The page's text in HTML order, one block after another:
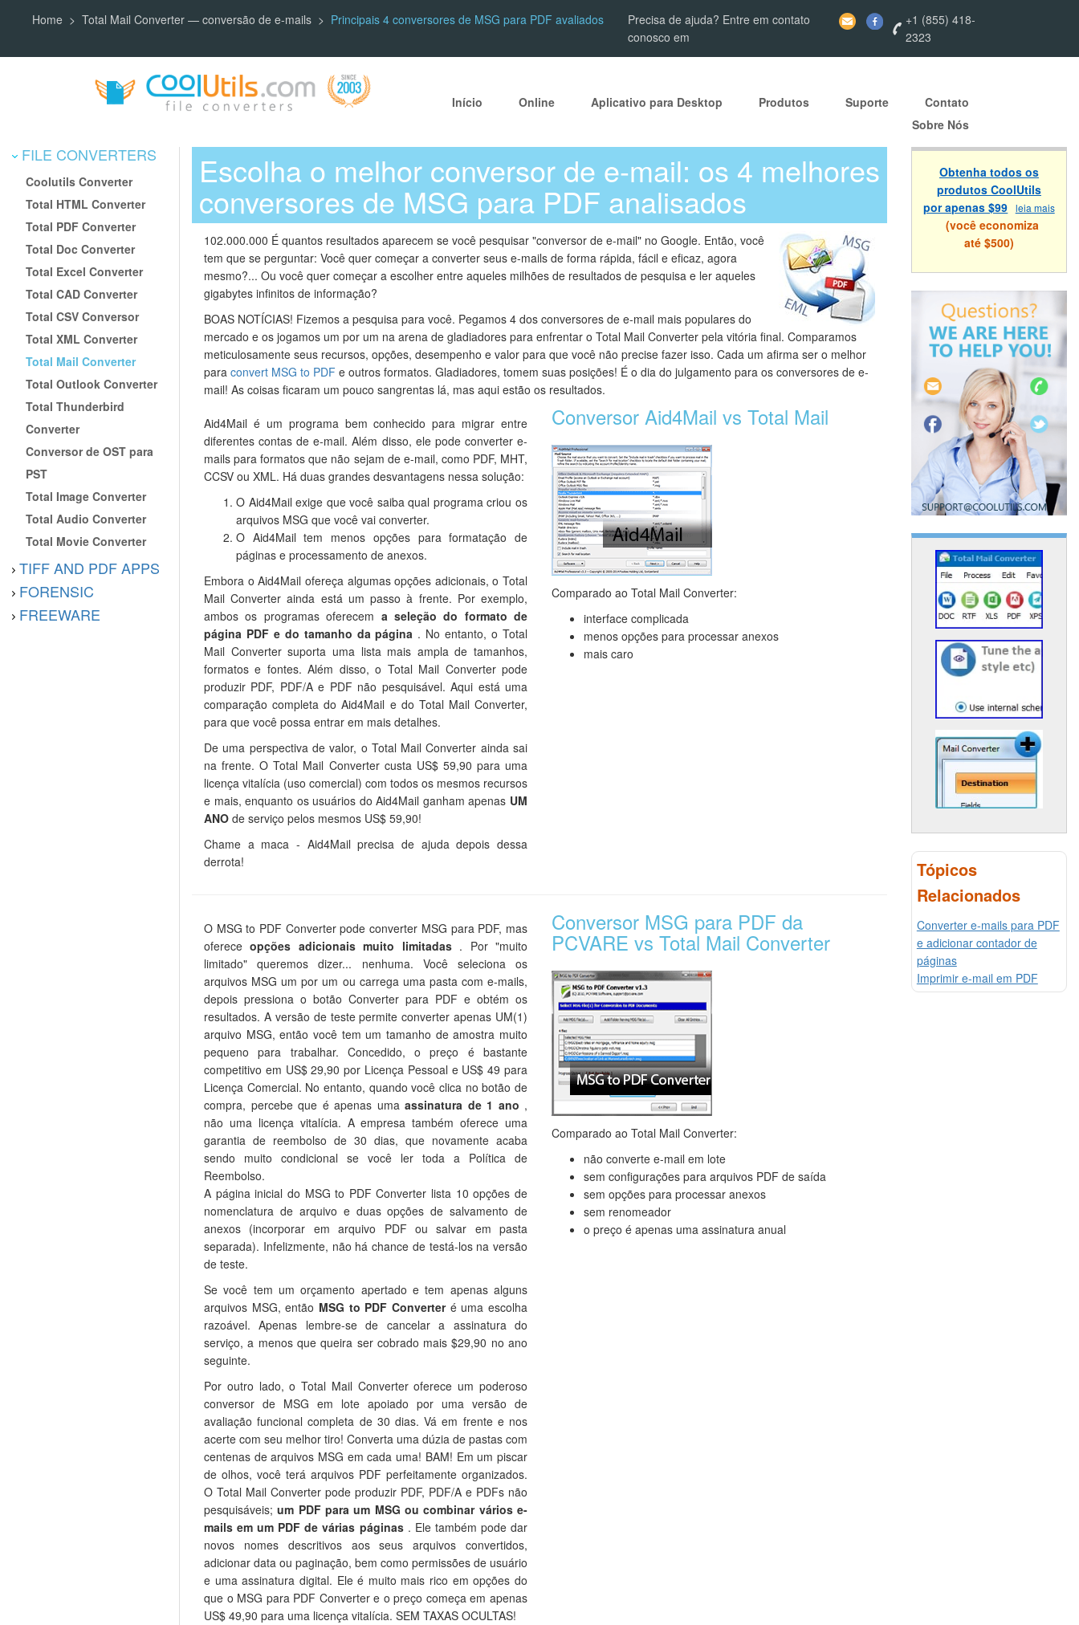
Home Total Mail Converter — conversão de e-mails Principais 4 conversores de MSG para PDF avaliados
Precisa de ajuda? Entre em contato
conosco em
+1 (855) 418-
2323
Início Online Aplicativo para Desktop Produtos Suporte
Contato
Sobre Nós
FILE CONVERTERS
Coolutils Converter
Total HTML Converter
Total PDF Converter
Total Doc Converter
Total Excel Converter
Total CAD Converter
Total CSV Conversor
Total XML Converter
Total Mail Converter
Total Outlook Converter
Total Thunderbird
Converter
Conversor de OST para
PST
Total Image Converter
Total Audio Converter
Total Movie Converter
TIFF AND PDF APPS
FORENSIC
FREEWARE
Escolha o melhor conversor de e-mail: os 4 melhores
conversores de MSG para PDF analisados
102.000.000 É quantos resultados aparecem se você pesquisar "conversor de e-mail" no Google. Então, você
tem que se perguntar: Você quer começar a converter seus e-mails de forma rápida, fácil e eficaz, agora
mesmo?... Ou você quer começar a escolher entre aqueles milhões de resultados de pesquisa e ler aqueles
gigabytes infinitos de informação?
BOAS NOTÍCIAS! Fizemos a pesquisa para você. Pegamos 4 dos conversores de e-mail mais populares do
mercado e os jogamos um por um na arena de gladiadores para enfrentar o Total Mail Converter pela vitória final. Comparamos
meticulosamente seus recursos, opções, desempenho e valor para que você não precise fazer isso. Cada um afirma ser o melhor
para convert MSG to PDF e outros formatos. Gladiadores, tomem suas posições! É o dia do julgamento para os conversores de e-
mail! As coisas ficaram um pouco sangrentas lá, mas aqui estão os resultados.
Aid4Mail é um programa bem conhecido para migrar entre
diferentes contas de e-mail. Além disso, ele pode converter e-
mails para formatos que não sejam de e-mail, como PDF, MHT,
CCSV ou XML. Há duas grandes desvantagens nessa solução:
O Aid4Mail exige que você saiba qual programa criou os
arquivos MSG que você vai converter.
O Aid4Mail tem menos opções para formatação de
páginas e processamento de anexos.
Embora o Aid4Mail ofereça algumas opções adicionais, o Total
Mail Converter ainda está um passo à frente. Por exemplo,
ambos os programas oferecem a seleção do formato de
página PDF e do tamanho da página . No entanto, o Total
Mail Converter suporta uma lista mais ampla de tamanhos,
formatos e fontes. Além disso, o Total Mail Converter pode
produzir PDF, PDF/A e PDF não pesquisável. Aqui está uma
comparação completa do Aid4Mail e do Total Mail Converter,
para que você possa entrar em mais detalhes.
De uma perspectiva de valor, o Total Mail Converter ainda sai
na frente. O Total Mail Converter custa US$ 59,90 para uma
licença vitalícia (uso comercial) com todos os mesmos recursos
e mais, enquanto os usuários do Aid4Mail ganham apenas UM
ANO de serviço pelos mesmos US$ 59,90!
Chame a maca - Aid4Mail precisa de ajuda depois dessa
derrota!
Conversor Aid4Mail vs Total Mail
Comparado ao Total Mail Converter:
interface complicada
menos opções para processar anexos
mais caro
O MSG to PDF Converter pode converter MSG para PDF, mas
ofereceopções adicionais muito limitadas. Por "muito
limitado" queremos dizer... nenhuma. Você seleciona os
arquivos MSG um por um ou carrega uma pasta com e-mails,
depois pressiona o botão Converter para PDF e obtém os
resultados. A versão de teste permite converter apenas UM(1)
arquivo MSG, então você tem um tamanho de amostra muito
pequeno para trabalhar. Concedido, o preço é bastante
competitivo em US$ 29,90 por Licença Pessoal e US$ 49 para
Licença Comercial. No entanto, quando você clica no botão de
compra, percebe que é apenas uma assinatura de 1 ano ,
não uma licença vitalícia. A empresa também oferece uma
garantia de reembolso de 30 dias, que novamente acaba
sendo muito condicional se você ler toda a Política de
Reembolso.
A página inicial do MSG to PDF Converter lista 10 opções de
nomenclatura de arquivo e duas opções de salvamento de
anexos (incorporar em arquivo PDF ou salvar em pasta
separada). Infelizmente, não há chance de testá-los na versão
de teste.
Se você tem um orçamento apertado e tem apenas alguns
arquivos MSG, então MSG to PDF Converteré uma escolha
razoável. Apenas lembre-se de cancelar a assinatura do
serviço, a menos que queira ser cobrado mais $29,90 no ano
seguinte.
Por outro lado, o Total Mail Converter oferece um poderoso
conversor de MSG em lote apoiado por uma versão de
avaliação funcional completa de 30 dias. Vá em frente e nos
acerte com seu melhor tiro! Converta uma dúzia de pastas com
centenas de arquivos MSG em cada uma! BAM! Em um piscar
de olhos, você terá arquivos PDF perfeitamente organizados.
O Total Mail Converter pode produzir PDF, PDF/A e PDFs não
pesquisáveis;um PDF para um MSG ou combinar vários e-
mails em um PDF de várias páginas. Ele também pode dar
novos nomes descritivos aos seus arquivos convertidos,
adicionar data ou paginação, bem como permissões de usuário
e uma assinatura digital. Ele é muito mais rico em opções do
que o MSG para PDF Converter e o preço começa em apenas
US$ 49,90 para uma licença vitalícia. SEM TAXAS OCULTAS!
Conversor MSG para PDF da
PCVARE vs Total Mail Converter
Comparado ao Total Mail Converter:
não converte e-mail em lote
sem configurações para arquivos PDF de saída
sem opções para processar anexos
sem renomeador
o preço é apenas uma assinatura anual
Obtenha todos os
produtos CoolUtils
por apenas $99 leia mais
(você economiza
até $500)
Tópicos
Relacionados
Converter e-mails para PDF
e adicionar contador de
páginas
Imprimir e-mail em PDF